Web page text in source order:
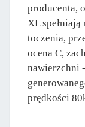
producenta,
XL
toczenia,
ocena C,
nawierzchni
prędkości